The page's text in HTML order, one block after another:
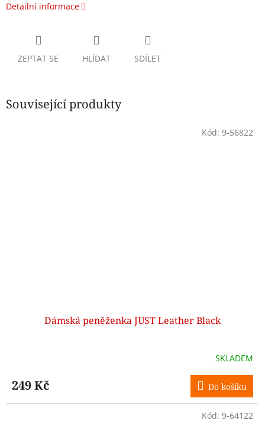
Detailní informace
ZEPTAT SE HLÍDAT SDÍLET
Související produkty
Dámská peněženka JUST Leather Black
SKLADEM
249 Kč Do košíku
Kód: 9-56822
Kód: 9-64122